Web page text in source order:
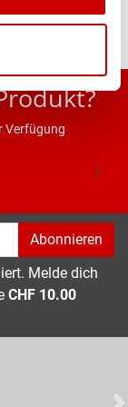
Verfügung
Abonnieren
Melde dich
CHF 10.00